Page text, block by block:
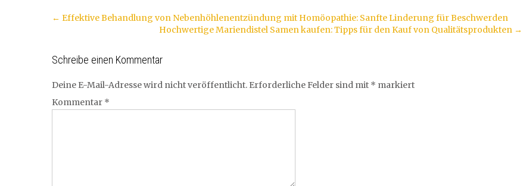
Artikel-
← Effektive Behandlung von Nebenhöhlenentzündung mit Homöopathie: Sanfte Linderung für Beschwerden
Hochwertige Mariendistel Samen kaufen: Tipps für den Kauf von Qualitätsprodukten →
Schreibe einen Kommentar
Deine E-Mail-Adresse wird nicht veröffentlicht. Erforderliche Felder sind mit * markiert
Kommentar *